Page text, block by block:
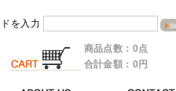
を入力
商品点数：0点
合計金額：0円